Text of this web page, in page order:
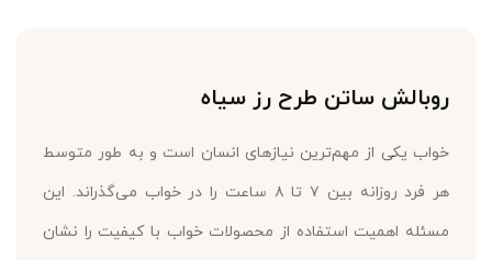
روبالش ساتن طرح رز سیاه
خواب یکی از مهم‌ترین نیازهای انسان است و به طور متوسط
هر فرد روزانه بین ۷ تا ۸ ساعت را در خواب می‌گذراند. این
مسئله اهمیت استفاده از محصولات خواب با کیفیت را نشان